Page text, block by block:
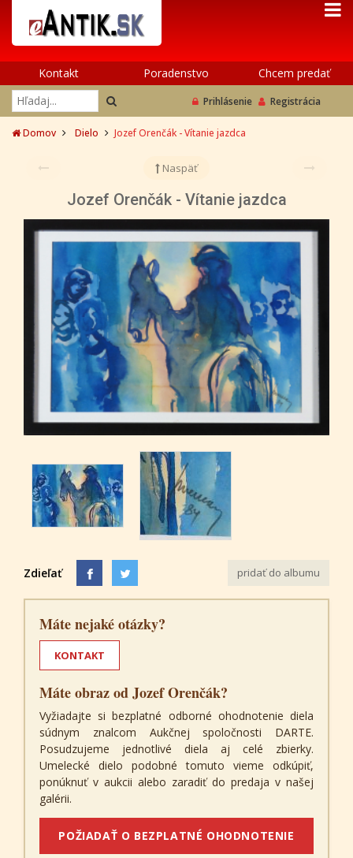
Kontakt Poradenstvo Chcem predať
Prihlásenie Registrácia
Domov Dielo Jozef Orenčák - Vítanie jazdca
Naspäť
Jozef Orenčák - Vítanie jazdca
Zdieľať pridať do albumu
Máte nejaké otázky?
KONTAKT
Máte obraz od Jozef Orenčák?
Vyžiadajte si bezplatné odborné ohodnotenie diela
súdnym znalcom Aukčnej spoločnosti DARTE.
Posudzujeme jednotlivé diela aj celé zbierky.
Umelecké dielo podobné tomuto vieme odkúpiť,
ponúknuť v aukcii alebo zaradiť do predaja v našej
galérii.
POŽIADAŤ O BEZPLATNÉ OHODNOTENIE